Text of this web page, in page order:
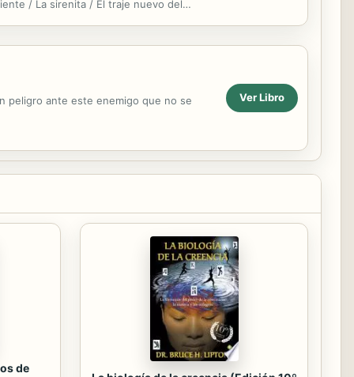
/ La sirenita / El traje nuevo del
peligro ante este enemigo que no se Ver Libro
de